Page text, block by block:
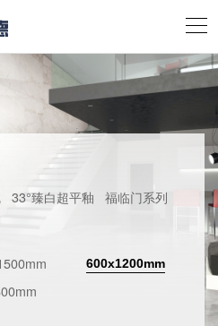
33°臻白超平釉 福临门系列
600x1200mm